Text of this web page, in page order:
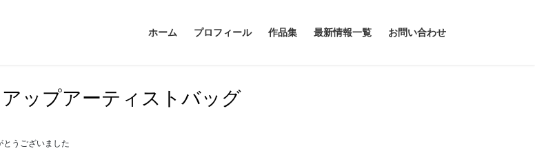
ホーム プロフィール 作品集 最新情報一覧 お問い合わせ
ップアーティストバッグ
とうございました